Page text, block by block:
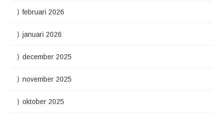
februari 2026
januari 2026
december 2025
november 2025
oktober 2025